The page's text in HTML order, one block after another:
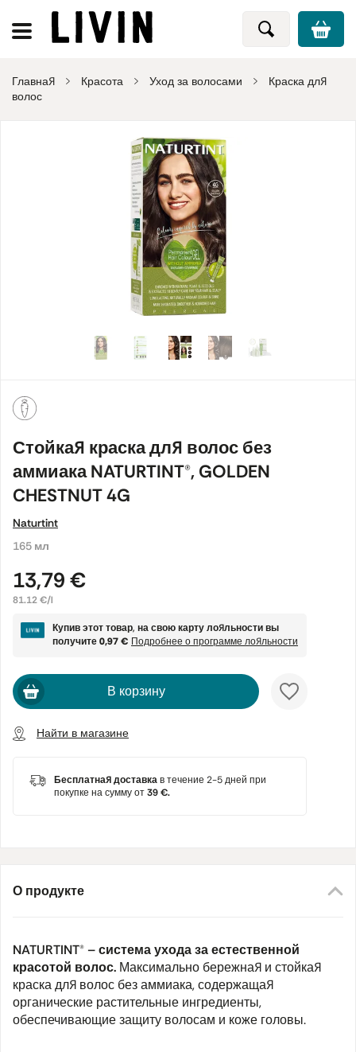
Главная Красота Уход за волосами
Краска для
волос
Стойкая краска для волос без
аммиака NATURTINT®, GOLDEN
CHESTNUT 4G
Naturtint
165 мл
13,79 €
81.12 €/l
Купив этот товар, на свою карту лояльности вы
получите0,97 € Подробнее о программе лояльности
В корзину
Найти в магазине
Бесплатная доставкав течение 2-5 дней при
покупке на сумму от39 €.
О продукте
NATURTINT® – система ухода за естественной
красотой волос. Максимально бережная и стойкая
краска для волос без аммиака, содержащая
органические растительные ингредиенты,
обеспечивающие защиту волосам и коже головы.